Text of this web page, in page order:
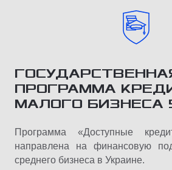
ПРОГРАММА
МАЛОГО БИЗНЕСА
Программа «Доступные
направлена на финансовую
среднего бизнеса в Украине.